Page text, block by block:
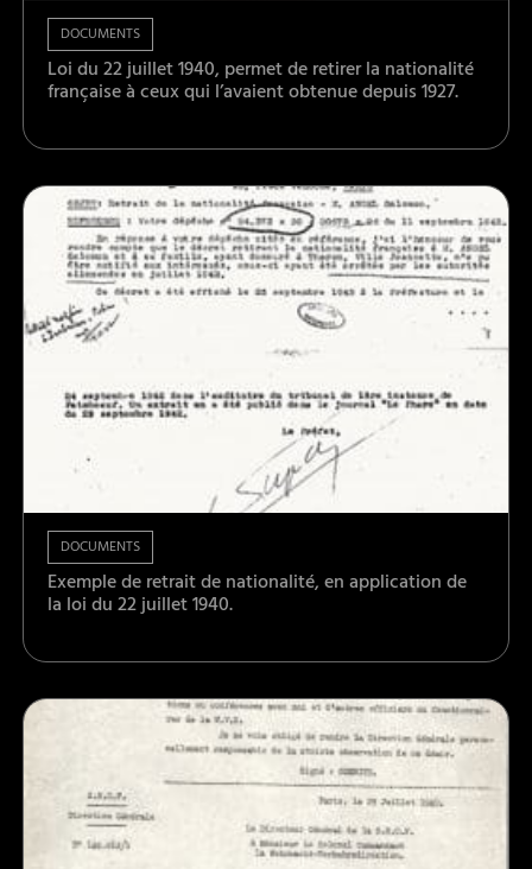
DOCUMENTS
Loi du 22 juillet 1940, permet de retirer la nationalité
française à ceux qui l’avaient obtenue depuis 1927.
DOCUMENTS
Exemple de retrait de nationalité, en application de
la loi du 22 juillet 1940.